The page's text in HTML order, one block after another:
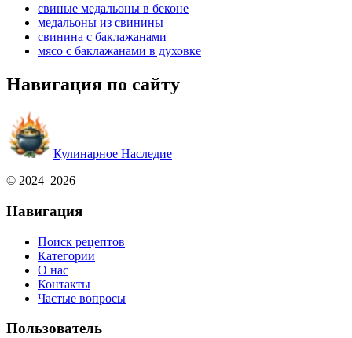
свиные медальоны в беконе
медальоны из свинины
свинина с баклажанами
мясо с баклажанами в духовке
Навигация по сайту
Кулинарное Наследие
© 2024–2026
Навигация
Поиск рецептов
Категории
О нас
Контакты
Частые вопросы
Пользователь